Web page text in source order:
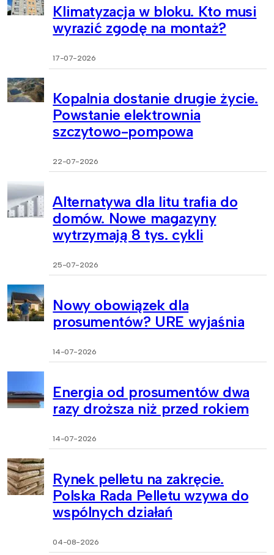
Klimatyzacja w bloku. Kto musi
wyrazić zgodę na montaż?
17-07-2026
Kopalnia dostanie drugie życie.
Powstanie elektrownia
szczytowo-pompowa
22-07-2026
Alternatywa dla litu trafia do
domów. Nowe magazyny
wytrzymają 8 tys. cykli
25-07-2026
Nowy obowiązek dla
prosumentów? URE wyjaśnia
14-07-2026
Energia od prosumentów dwa
razy droższa niż przed rokiem
14-07-2026
Rynek pelletu na zakręcie.
Polska Rada Pelletu wzywa do
wspólnych działań
04-08-2026